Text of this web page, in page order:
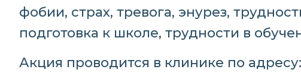
фобии, страх, тревога, энурез,
подготовка к школе, трудности в
Акция проводится в клинике по адресу: